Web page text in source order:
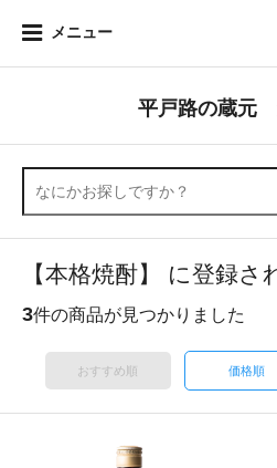
メニュー
平戸路の蔵元
【本格焼酎】 に登録さ
3件の商品が見つかりました
おすすめ順 価格順